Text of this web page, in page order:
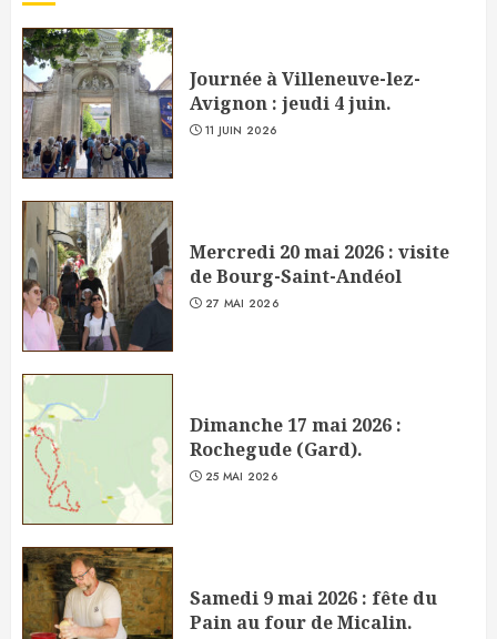
Journée à Villeneuve-lez-
Avignon : jeudi 4 juin.
11 JUIN 2026
Mercredi 20 mai 2026 : visite
de Bourg-Saint-Andéol
27 MAI 2026
Dimanche 17 mai 2026 :
Rochegude (Gard).
25 MAI 2026
Samedi 9 mai 2026 : fête du
Pain au four de Micalin.